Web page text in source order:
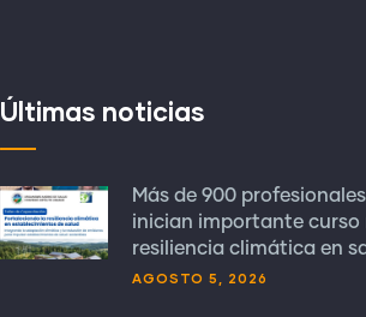
Últimas noticias
Más de 900
inician importante curso
resiliencia climática en
AGOSTO 5, 2026